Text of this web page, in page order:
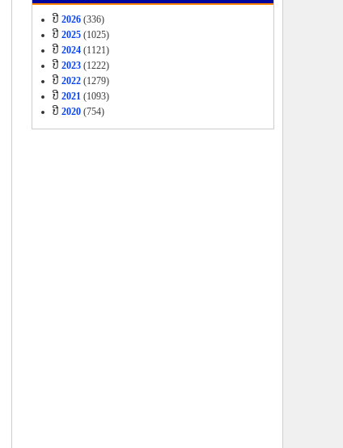
ປີ 2026 (336)
ປີ 2025 (1025)
ປີ 2024 (1121)
ປີ 2023 (1222)
ປີ 2022 (1279)
ປີ 2021 (1093)
ປີ 2020 (754)